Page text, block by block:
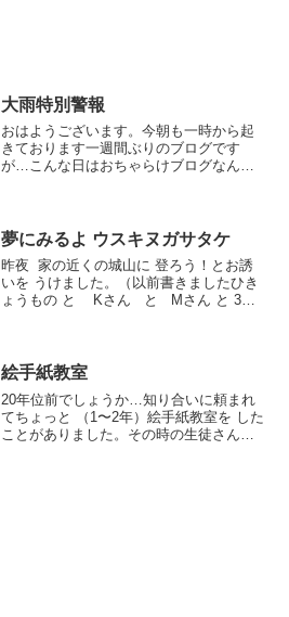
大雨特別警報
おはようございます。今朝も一時から起
きております一週間ぶりのブログです
が…こんな日はおちゃらけブログなんて
です。どうか 皆様のと...
夢にみるよ ウスキヌガサタケ
昨夜 家の近くの城山に 登ろう！とお誘
いを うけました。（以前書きましたひき
ょうもの と Kさん と Mさん と 3
絵手紙教室
20年位前でしょうか…知り合いに頼まれ
てちょっと （1〜2年）絵手紙教室を した
ことがありました。その時の生徒さんの